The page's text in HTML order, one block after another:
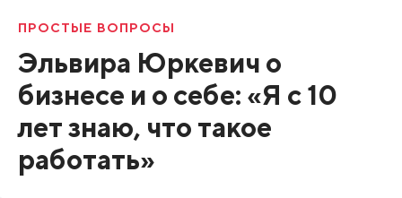
ПРОСТЫЕ ВОПРОСЫ
Эльвира Юркевич о
бизнесе и о себе: «Я с 10
лет знаю, что такое
работать»